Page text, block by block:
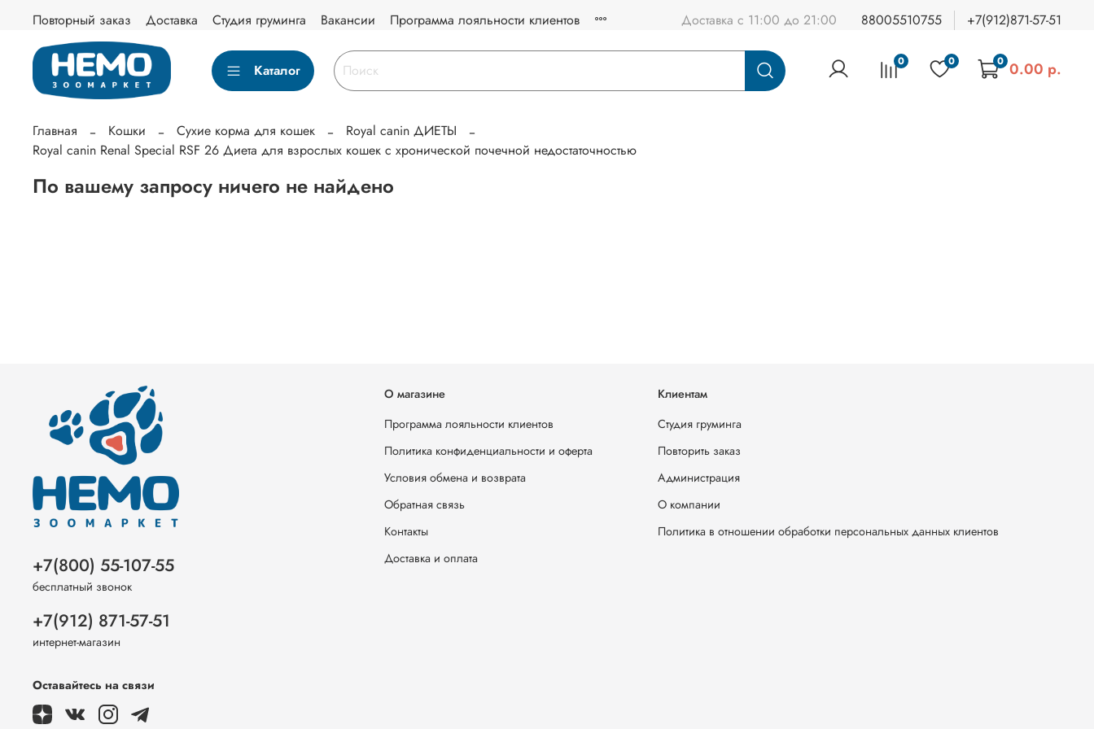
Повторный заказ Доставка Студия груминга Вакансии Программа лояльности клиентов Доставка с 11:00 до 21:00 88005510755 +7(912)871-57-51
Каталог 0 0 0 0.00 р.
Главная Кошки Сухие корма для кошек
Royal canin ДИЕТЫ
Royal canin Renal Special RSF 26 Диета для взрослых кошек с хронической почечной недостаточностью
По вашему запросу ничего не найдено
О магазине
Программа лояльности клиентов
Политика конфиденциальности и оферта
Условия обмена и возврата
Обратная связь
Контакты
Доставка и оплата
Клиентам
Студия груминга
Повторить заказ
Администрация
О компании
Политика в отношении обработки персональных данных клиентов
+7(800) 55-107-55
бесплатный звонок
+7(912) 871-57-51
интернет-магазин
Оставайтесь на связи